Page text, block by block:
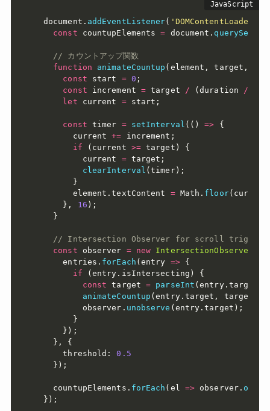
document . addEventListener( 'DOMContentLoaded'
const countupElements = document .
// カウントアップ関数
function
animateCountup ( element , target ,
const start = 0 ;
const increment = target / (duration /
let current = start ;
const timer = setInterval ( ( ) =>
{
      current
+= increment ;
if
( current >= target )
{
        current
= target ;
clearInterval (timer) ;
}
      element
.textContent = Math . floor( current
} , 16 ) ;
}
// Intersection Observer for scroll trigger
const observer = new IntersectionObserver
    entries
. forEach ( entry =>
{
if
( entry . isIntersecting )
{
const target = parseInt (entry. target
animateCountup (entry. target , target
        observer
. unobserve ( entry .target ) ;
}
} ) ;
} ,
{
    threshold
:
0.5
} ) ;
  countupElements
. forEach ( el => observer.
} ) ;